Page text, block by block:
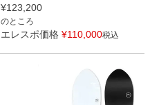
¥123,200
のところ
エレスポ価格 ¥110,000税込